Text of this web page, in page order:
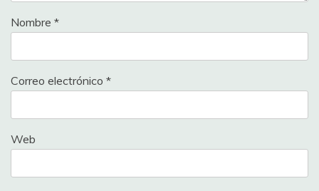
Nombre *
Correo electrónico *
Web